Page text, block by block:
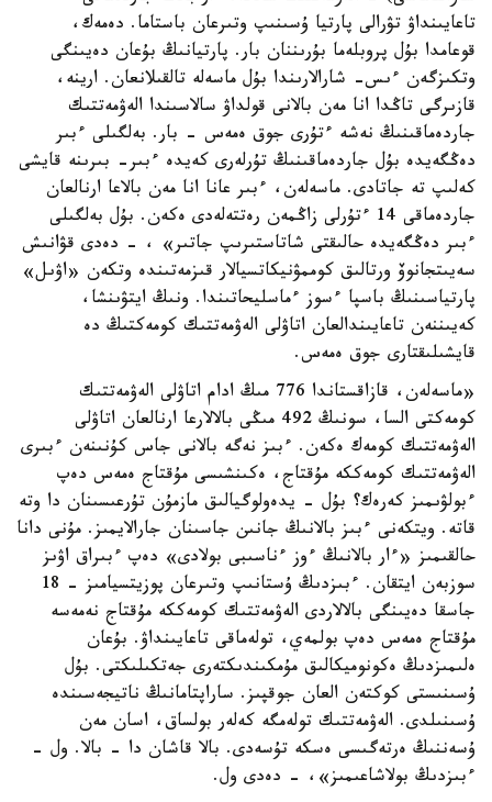
تاعايىنداۋ تۋرالى پارتيا ۇسىنىپ وتىرعان باستاما. دەمەك،
قوعامدا بۇل پروبلەما بۇرىننان بار. پارتيانىڭ بۇعان دەيىنگى
وتكىزگەن ءىس- شارالارىندا بۇل ماسەلە تالقىلانعان. ارينە،
قازىرگى تاڭدا انا مەن بالانى قولداۋ سالاسىندا الەۋمەتتىك
جاردەماقىنىڭ نەشە ءتۇرى جوق ەمەس - بار. بەلگىلى ءبىر
دەڭگەيدە بۇل جاردەماقىنىڭ تۇرلەرى كەيدە ءبىر- بىرىنە قايشى
كەلىپ تە جاتادى. ماسەلەن، ءبىر عانا انا مەن بالاعا ارنالعان
جاردەماقى 14 ءتۇرلى زاڭمەن رەتتەلەدى ەكەن. بۇل بەلگىلى
ءبىر دەڭگەيدە حالىقتى شاتاستىرىپ جاتىر» ، - دەدى قۋانىش
سەيىتجانوۆ ورتالىق كوممۋنيكاتسيالار قىزمەتىندە وتكەن «اۋىل»
پارتياسىنىڭ باسپا ءسوز ءماسليحاتىندا. ونىڭ ايتۋىنشا،
كەيىننەن تاعايىندالعان اتاۋلى الەۋمەتتىك كومەكتىڭ دە
قايشىلىقتارى جوق ەمەس.
«ماسەلەن، قازاقستاندا 776 مىڭ ادام اتاۋلى الەۋمەتتىك
كومەكتى السا، سونىڭ 492 مىڭى بالالارعا ارنالعان اتاۋلى
الەۋمەتتىك كومەك ەكەن. ءبىز نەگە بالانى جاس كۇنىنەن ءبىرى
الەۋمەتتىك كومەككە مۇقتاج، ەكىنشىسى مۇقتاج ەمەس دەپ
ءبولۋىمىز كەرەك؟ بۇل - يدەولوگيالىق مازمۇن تۇرعىسىنان دا وتە
قاتە. ويتكەنى ءبىز بالانىڭ جانىن جاسىنان جارالايمىز. مۇنى دانا
حالقىمىز «ءار بالانىڭ ءوز ءناسىبى بولادى» دەپ ءبىراق اۋىز
سوزبەن ايتقان. ءبىزدىڭ ۇستانىپ وتىرعان پوزيتسيامىز - 18
جاسقا دەيىنگى بالالاردى الەۋمەتتىك كومەككە مۇقتاج نەمەسە
مۇقتاج ەمەس دەپ بولمەي، تولەماقى تاعايىنداۋ. بۇعان
ەلىمىزدىڭ ەكونوميكالىق مۇمكىندىكتەرى جەتكىلىكتى. بۇل
ۇسىنىستى كوكتەن العان جوقپىز. ساراپتامانىڭ ناتيجەسىندە
ۇسىنىلدى. الەۋمەتتىك تولەمگە كەلەر بولساق، اسان مەن
ۇسەننىڭ ەرتەگىسى ەسكە تۇسەدى. بالا قاشان دا - بالا. ول -
ءبىزدىڭ بولاشاعىمىز»، - دەدى ول.